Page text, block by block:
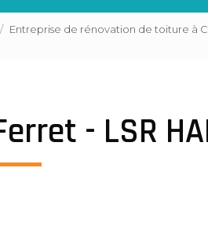
Entreprise de rénovation de toiture à
- LSR